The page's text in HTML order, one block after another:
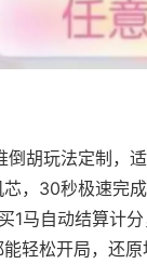
倒胡玩法定制，
，30秒极速完
1马自动结算计
轻松开局，还